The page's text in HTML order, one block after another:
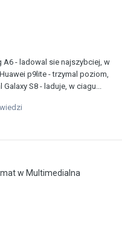
A6 - ladowal sie najszybciej, w
p9lite - trzymal poziom,
S8 - laduje, w ciagu...
w Multimedialna